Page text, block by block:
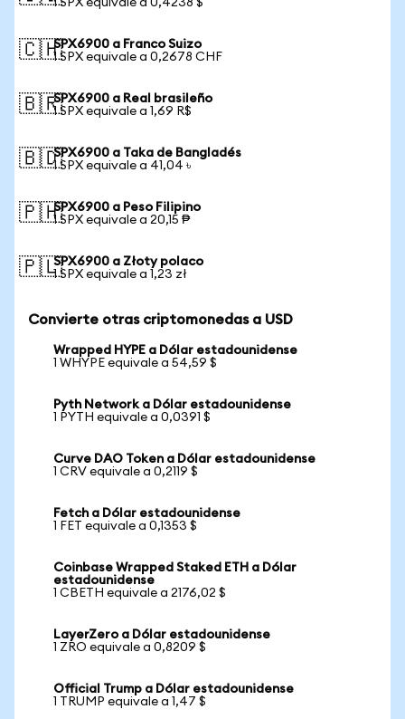
1 SPX equivale a 0,4238 $
🇨🇭SPX6900 a Franco Suizo
1 SPX equivale a 0,2678 CHF
🇧🇷SPX6900 a Real brasileño
1 SPX equivale a 1,69 R$
🇧🇩SPX6900 a Taka de Bangladés
1 SPX equivale a 41,04 ৳
🇵🇭SPX6900 a Peso Filipino
1 SPX equivale a 20,15 ₱
🇵🇱SPX6900 a Złoty polaco
1 SPX equivale a 1,23 zł
Convierte otras criptomonedas a USD
Wrapped HYPE a Dólar estadounidense
1 WHYPE equivale a 54,59 $
Pyth Network a Dólar estadounidense
1 PYTH equivale a 0,0391 $
Curve DAO Token a Dólar estadounidense
1 CRV equivale a 0,2119 $
Fetch a Dólar estadounidense
1 FET equivale a 0,1353 $
Coinbase Wrapped Staked ETH a Dólar
estadounidense
1 CBETH equivale a 2176,02 $
LayerZero a Dólar estadounidense
1 ZRO equivale a 0,8209 $
Official Trump a Dólar estadounidense
1 TRUMP equivale a 1,47 $